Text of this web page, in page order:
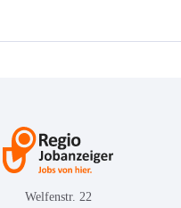
Welfenstr. 22